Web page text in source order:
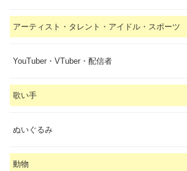
アーティスト・タレント・アイドル・スポーツ
YouTuber・VTuber・配信者
歌い手
ぬいぐるみ
動物